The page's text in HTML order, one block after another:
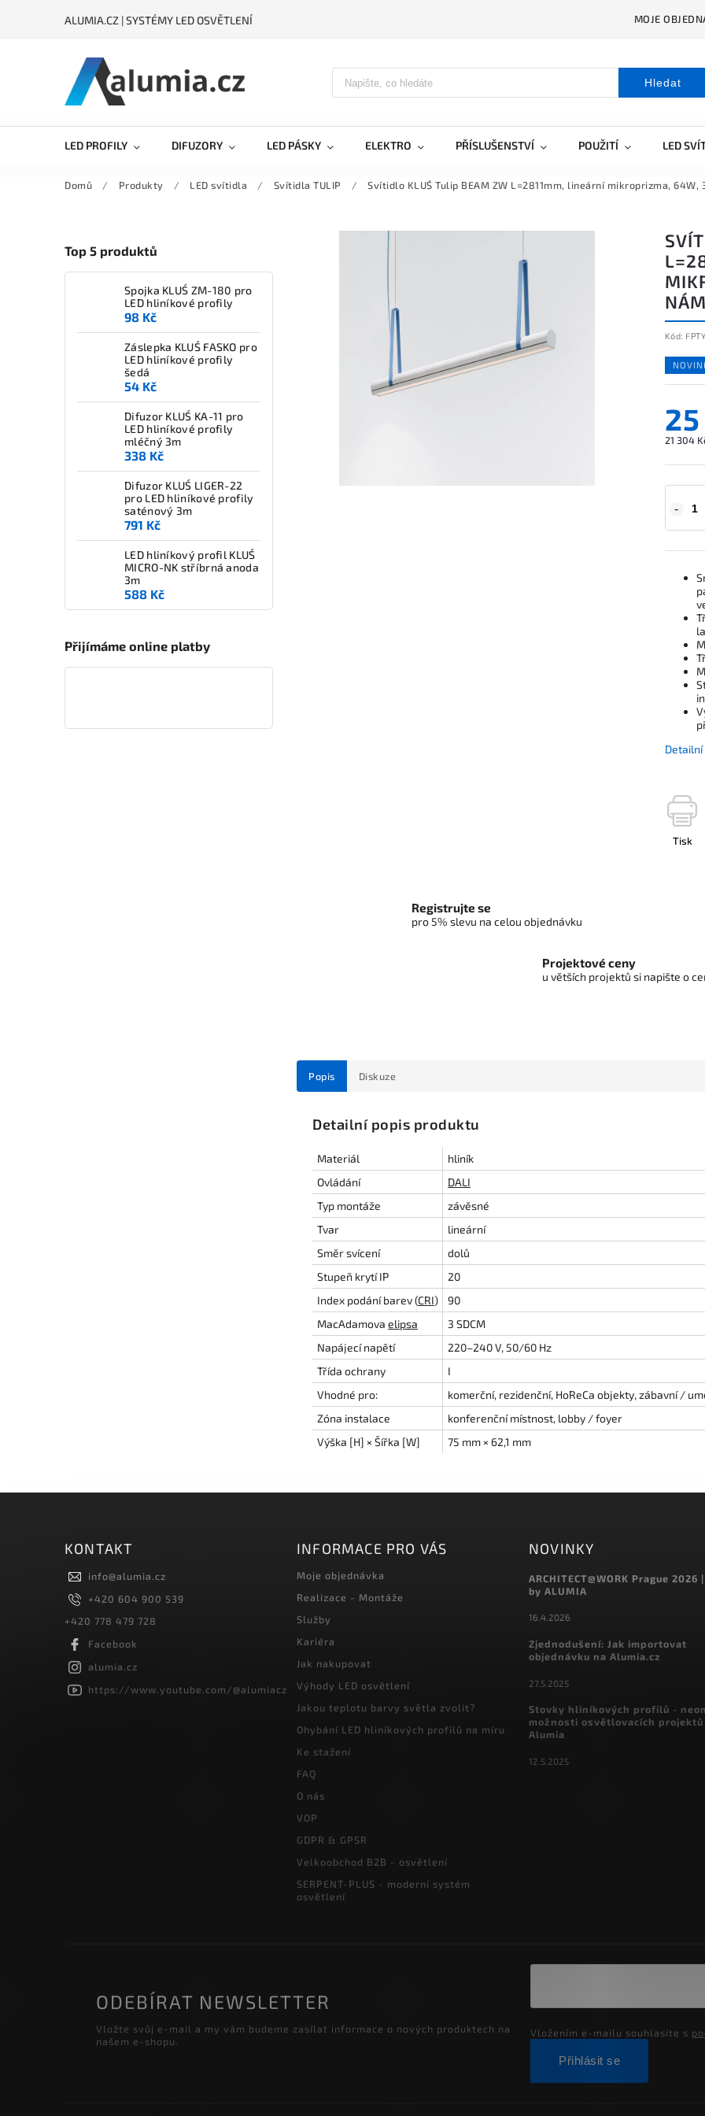
ALUMIA.CZ | SYSTÉMY LED OSVĚTLENÍ MOJE
Hledat
LED PROFILY DIFUZORY LED PÁSKY ELEKTRO PŘÍSLUŠENSTVÍ POUŽITÍ LED
Domů / Produkty / LED svítidla / Svítidla TULIP / Svítidlo KLUŚ Tulip BEAM ZW L=2811mm, lineární mikroprizma, 64W,
Top 5 produktů
Spojka KLUŚ ZM-180 pro
LED hliníkové profily
98 Kč
Záslepka KLUŚ FASKO pro
LED hliníkové profily
šedá
54 Kč
Difuzor KLUŚ KA-11 pro
LED hliníkové profily
mléčný 3m
338 Kč
Difuzor KLUŚ LIGER-22
pro LED hliníkové profily
saténový 3m
791 Kč
LED hliníkový profil KLUŚ
MICRO-NK stříbrná anoda
3m
588 Kč
Přijímáme online platby
Kód:
21 304
Tisk
Registrujte se
pro 5% slevu na celou objednávku
Projektové ceny
u větších projektů si napište o
Popis Diskuze
Detailní popis produktu
Materiál
hliník
Ovládání
DALI
Typ montáže
závěsné
Tvar
lineární
Směr svícení
dolů
Stupeň krytí IP
20
Index podání barev (CRI)
90
MacAdamova elipsa
3 SDCM
Napájecí napětí
220–240 V, 50/60 Hz
Třída ochrany
I
Vhodné pro:
komerční, rezidenční, HoReCa objekty, zábavní /
Zóna instalace
konferenční místnost, lobby / foyer
Výška [H] × Šířka [W]
75 mm × 62,1 mm
KONTAKT
info@alumia.cz
+420 604 900 539
+420 778 479 728
Facebook
alumia.cz
https://www.youtube.com/@alumiacz
INFORMACE PRO VÁS
Moje objednávka
Realizace - Montáže
Služby
Kariéra
Jak nakupovat
Výhody LED osvětlení
Jakou teplotu barvy světla zvolit?
Ohybání LED hliníkových profilů na míru
Ke stažení
FAQ
O nás
VOP
GDPR & GPSR
Velkoobchod B2B - osvětlení
SERPENT-PLUS - moderní systém
osvětlení
NOVINKY
ARCHITECT@WORK Prague 2026
by ALUMIA
16.4.2026
Zjednodušení: Jak importovat
objednávku na Alumia.cz
27.5.2025
Stovky hliníkových profilů -
možnosti osvětlovacích projektů
Alumia
12.5.2025
ODEBÍRAT NEWSLETTER
Vložte svůj e-mail a my vám budeme zasílat informace o nových produktech na
našem e-shopu.
Vložením e-mailu souhlasíte s
Přihlásit se